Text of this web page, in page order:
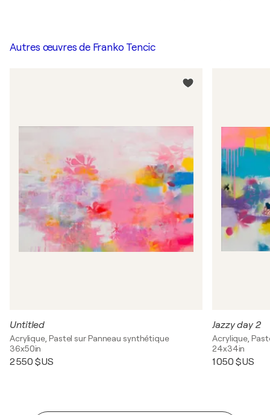
Autres œuvres de Franko Tencic
Untitled
Acrylique, Pastel sur Panneau synthétique
36x50in
2 550 $US
Jazzy day 2
Acrylique,
24x34in
1 050 $US